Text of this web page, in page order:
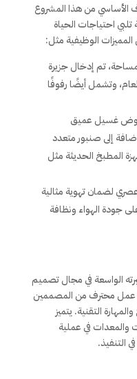
الأساسي من هذا المشروع
احتياجات الحياة
الوظيفية مثل:
تم إدخال جزيرة
وتشمل أيضًا رفوفًا
غسيل عميق
إلى صنبور متعدد
المطبخ الحديثة مثل
لضمان تهوية مثالية
جودة الهواء ونظافة
الواسعة في مجال تصميم
عمل محترف من المصممين
التقنية. يتميز
والمعدات في عملية
التنفيذ.